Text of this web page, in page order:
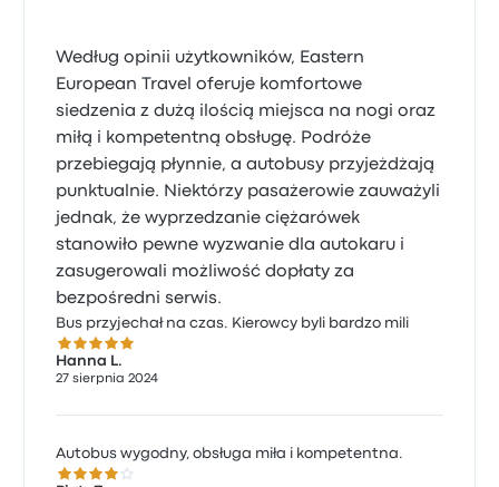
Według opinii użytkowników, Eastern
European Travel oferuje komfortowe
siedzenia z dużą ilością miejsca na nogi oraz
miłą i kompetentną obsługę. Podróże
przebiegają płynnie, a autobusy przyjeżdżają
punktualnie. Niektórzy pasażerowie zauważyli
jednak, że wyprzedzanie ciężarówek
stanowiło pewne wyzwanie dla autokaru i
zasugerowali możliwość dopłaty za
bezpośredni serwis.
Bus przyjechał na czas. Kierowcy byli bardzo mili
5.0 gwiazdek w skali do 5
Hanna L.
27 sierpnia 2024
Autobus wygodny, obsługa miła i kompetentna.
4.0 gwiazdek w skali do 5